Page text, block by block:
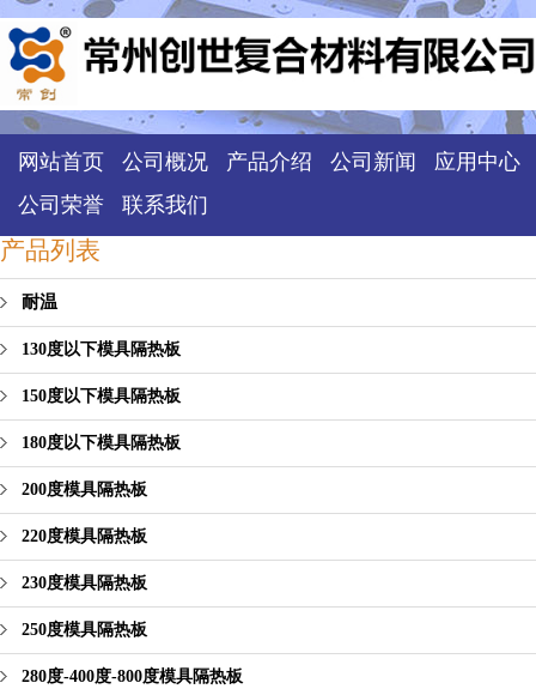
网站首页 公司概况 产品介绍 公司新闻
应用中心
公司荣誉
联系我们
产品列表
耐温
130度以下模具隔热板
150度以下模具隔热板
180度以下模具隔热板
200度模具隔热板
220度模具隔热板
230度模具隔热板
250度模具隔热板
280度-400度-800度模具隔热板